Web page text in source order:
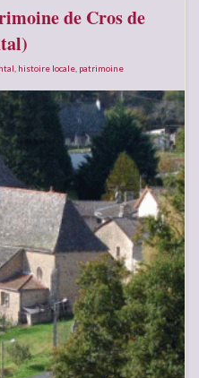
de Cros de
histoire locale patrimoine